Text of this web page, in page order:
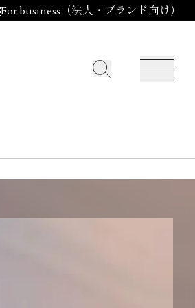
For business（法人・ブランド向け）